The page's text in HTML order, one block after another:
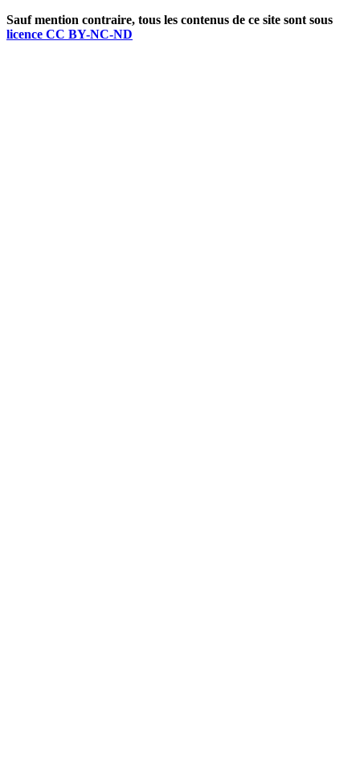
Sauf mention contraire, tous les contenus de ce site sont sous
licence CC BY-NC-ND